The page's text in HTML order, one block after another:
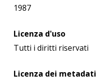
1987
Licenza d'uso
Tutti i diritti riservati
Licenza dei metadati